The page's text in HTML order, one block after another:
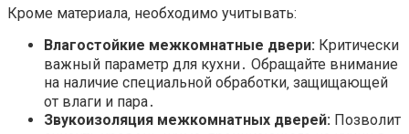
Кроме материала‚ необходимо учитывать:
Влагостойкие межкомнатные двери: Критически
важный параметр для кухни․ Обращайте внимание
на наличие специальной обработки‚ защищающей
от влаги и пара․
Звукоизоляция межкомнатных дверей: Позволит